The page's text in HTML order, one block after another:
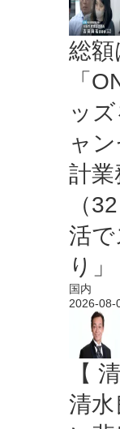
総
「
ッ
ャ
計
（
活で
り
国内
2026-08-
【
清